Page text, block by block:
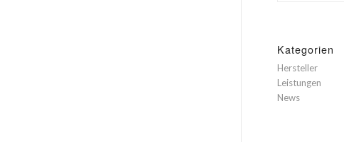
Kategorien
Hersteller
Leistungen
News